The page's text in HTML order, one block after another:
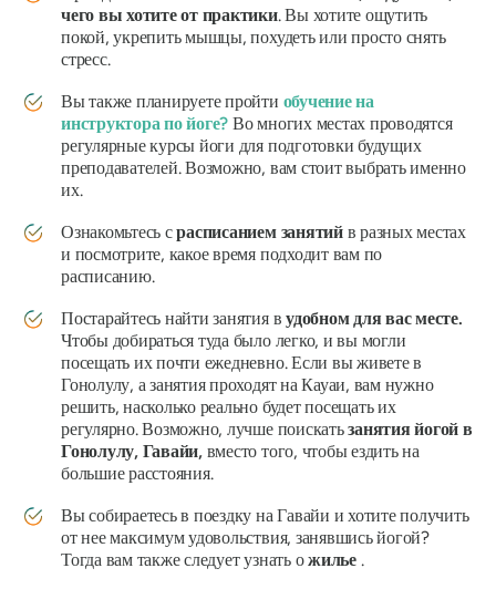
чего вы хотите от практики. Вы хотите ощутить
покой, укрепить мышцы, похудеть или просто снять
стресс.
Вы также планируете пройти обучение на
инструктора по йоге? Во многих местах проводятся
регулярные курсы йоги для подготовки будущих
преподавателей. Возможно, вам стоит выбрать именно
их.
Ознакомьтесь срасписанием занятий в разных местах
и ​​посмотрите, какое время подходит вам по
расписанию.
Постарайтесь найти занятия вудобном для вас месте.
Чтобы добираться туда было легко, и вы могли
посещать их почти ежедневно. Если вы живете в
Гонолулу, а занятия проходят на Кауаи, вам нужно
решить, насколько реально будет посещать их
регулярно. Возможно, лучше поискатьзанятия йогой в
Гонолулу, Гавайи, вместо того, чтобы ездить на
большие расстояния.
Вы собираетесь в поездку на Гавайи и хотите получить
от нее максимум удовольствия, занявшись йогой?
Тогда вам также следует узнать ожилье.